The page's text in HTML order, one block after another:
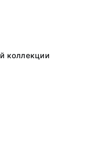
коллекции